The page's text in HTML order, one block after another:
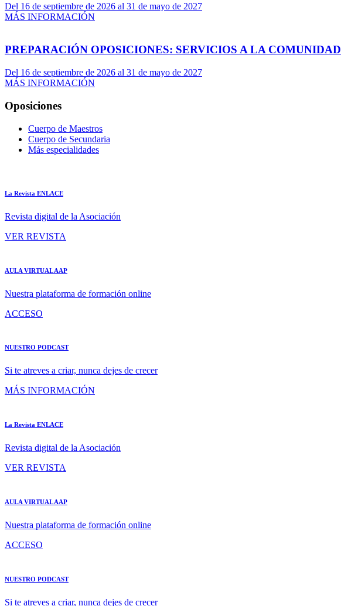
Del 16 de septiembre de 2026 al 31 de mayo de 2027
MÁS INFORMACIÓN
PREPARACIÓN OPOSICIONES: SERVICIOS A LA COMUNIDAD
Del 16 de septiembre de 2026 al 31 de mayo de 2027
MÁS INFORMACIÓN
Oposiciones
Cuerpo de Maestros
Cuerpo de Secundaria
Más especialidades
La Revista ENLACE
Revista digital de la Asociación
VER REVISTA
AULA VIRTUAL AAP
Nuestra plataforma de formación online
ACCESO
NUESTRO PODCAST
Si te atreves a criar, nunca dejes de crecer
MÁS INFORMACIÓN
La Revista ENLACE
Revista digital de la Asociación
VER REVISTA
AULA VIRTUAL AAP
Nuestra plataforma de formación online
ACCESO
NUESTRO PODCAST
Si te atreves a criar, nunca dejes de crecer